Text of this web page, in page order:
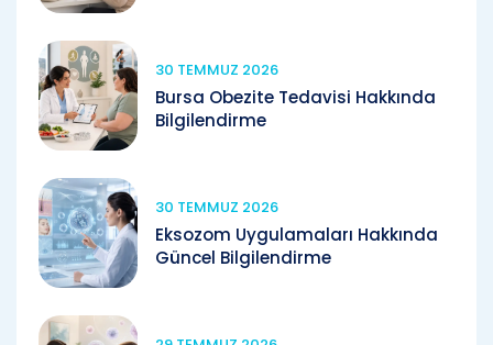
30 TEMMUZ 2026
Bursa Obezite Tedavisi Hakkında
Bilgilendirme
30 TEMMUZ 2026
Eksozom Uygulamaları Hakkında
Güncel Bilgilendirme